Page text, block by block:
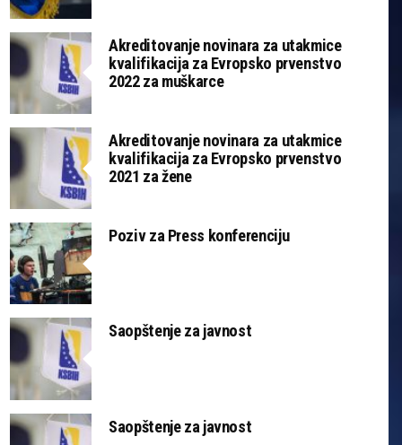
Akreditovanje novinara za utakmice
kvalifikacija za Evropsko prvenstvo
2022 za muškarce
Akreditovanje novinara za utakmice
kvalifikacija za Evropsko prvenstvo
2021 za žene
Poziv za Press konferenciju
Saopštenje za javnost
Saopštenje za javnost